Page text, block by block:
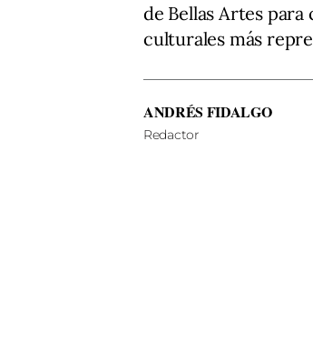
de Bellas Artes
culturales más
ANDRÉS FIDALGO
Redactor